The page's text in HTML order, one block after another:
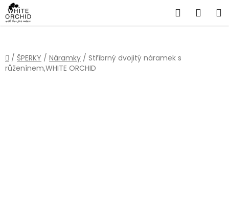
Přejít
na
obsah
Hledat
Domů
/ ŠPERKY / Náramky / Stříbrný dvojitý náramek s
růženínem,WHITE ORCHID